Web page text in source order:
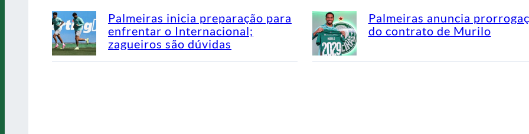
Palmeiras inicia preparação para
enfrentar o Internacional;
zagueiros são dúvidas
Palmeiras anuncia
do contrato de Murilo